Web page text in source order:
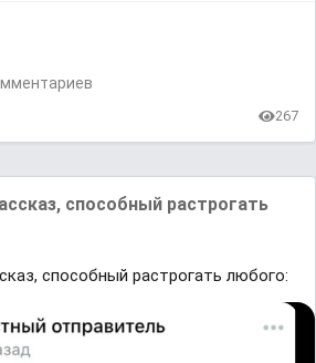
267
способный растрогать
способный растрогать любого: